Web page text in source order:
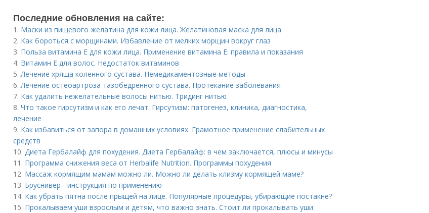
Последние обновления на сайте:
1. Маски из пищевого желатина для кожи лица. Желатиновая маска для лица
2. Как бороться с морщинами. Избавление от мелких морщин вокруг глаз
3. Польза витамина Е для кожи лица. Применение витамина E: правила и показания
4. Витамин Е для волос. Недостаток витаминов
5.Лечение хряща коленного сустава. Немедикаментозные методы
6.Лечение остеоартроза тазобедренного сустава. Протекание заболевания
7. Как удалить нежелательные волосы нитью. Тридинг нитью
8. Что такое гирсутизм и как его лечат. Гирсутизм: патогенез, клиника, диагностика,
лечение
9. Как избавиться от запора в домашних условиях. Грамотное применение слабительных
средств
10. Диета Гербалайф для похудения. Диета Гербалайф: в чем заключается, плюсы и минусы
11. Программа снижения веса от Herbalife Nutrition. Программы похудения
12. Массаж кормящим мамам можно ли. Можно ли делать клизму кормящей маме?
13. Бруснивер - инструкция по применению
14. Как убрать пятна после прыщей на лице. Популярные процедуры, убирающие постакне?
15. Прокалываем уши взрослым и детям, что важно знать. Стоит ли прокалывать уши